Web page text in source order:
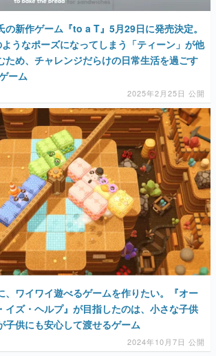
の新作ゲーム『to a T』5月29日に発売決定。
うなポーズになってしまう「ティーン」が他
ため、チャレンジだらけの日常生活を過ごす
ーム
2025年2月25日 公開
、ワイワイ遊べるゲームを作りたい。『オー
イズ・ヘルプ』が目指したのは、小さな子供
子供にも安心して渡せるゲーム
2024年10月7日 公開